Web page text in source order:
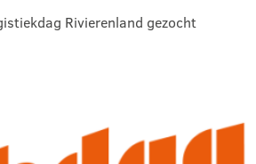
Rivierenland gezocht